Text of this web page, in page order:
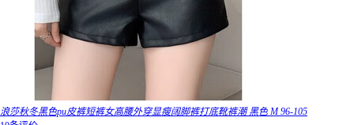
浪莎秋冬黑色pu皮裤短裤女高腰外穿显瘦阔脚裤打底靴裤潮 黑色 M 96-105